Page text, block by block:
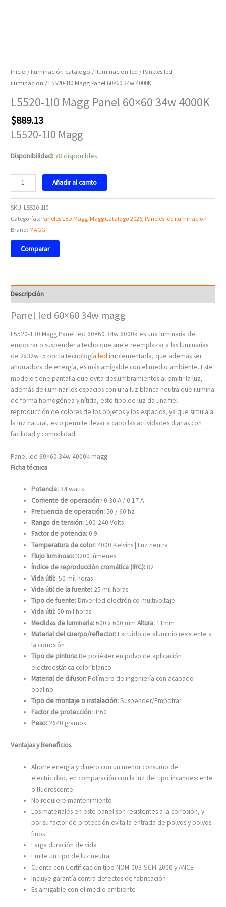
Inicio / Iluminación catalogo / Iluminacion led / Paneles led
iluminacion / L5520-1I0 Magg Panel 60×60 34w 4000K
L5520-1I0 Magg Panel 60×60 34w 4000K
$889.13
L5520-1I0 Magg
Disponibilidad: 78 disponibles
Añadir al carrito
SKU: L5520-1I0
Categorías:Paneles LED Magg,Magg Catalogo 2026,Paneles led iluminacion
Brand:MAGG
Comparar
Descripción
Panel led 60×60 34w magg
L5520-130 Magg Panel led 60×60 34w 6000k es una luminaria de
empotrar o suspender a techo que suele reemplazar a las luminarias
de 2x32w t5 por la tecnología led implementada, que además ser
ahorradora de energía, es más amigable con el medio ambiente. Este
modelo tiene pantalla que evita deslumbramientos al emitir la luz,
además de iluminar los espacios con una luz blanca neutra que ilumina
de forma homogénea y nítida, este tipo de luz da una fiel
reproducción de colores de los objetos y los espacios, ya que simula a
la luz natural, esto permite llevar a cabo las actividades diarias con
facilidad y comodidad.
Panel led 60×60 34w 4000k magg
Fichatécnica
Potencia:34 watts
Corriente de operación:· 0.30 A / 0.17 A
Frecuencia de operación:50 / 60 hz
Rango de tensión: 100-240 Volts
Factor de potencia: 0.9
Temperatura de color: 4000 Kelvins | Luz neutra
Flujo luminoso:3200 lúmenes
Índice de reproducción cromática (IRC): 82
Vida útil: 50 mil horas
Vida útil de la fuente: 25 mil horas
Tipo de fuente: Driver led electrónico multivoltaje
Vida útil:50 mil horas
Medidas de luminaria: 600 x 600 mmAltura: 11mm
Material del cuerpo/reflector: Extruido de aluminio resistente a
la corrosión
Tipo de pintura: De poliéster en polvo de aplicación
electroestática color blanco
Material de difusor: Polímero de ingeniería con acabado
opalino
Tipo de montaje o instalación:Suspender/Empotrar
Factor de protección: IP60
Peso: 2640 gramos
Ventajas y Beneficios
Ahorre energía y dinero con un menor consumo de
electricidad, en comparación con la luz del tipo incandescente
o fluorescente.
No requiere mantenimiento
Los materiales en este panel son resistentes a la corrosión, y
por su factor de protección evita la entrada de polvos y polvos
finos
Larga duración de vida
Emite un tipo de luz neutra
Cuenta con Certificación tipo NOM-003-SCFI-2000 y ANCE
Incluye garantía contra defectos de fabricación
Es amigable con el medio ambiente